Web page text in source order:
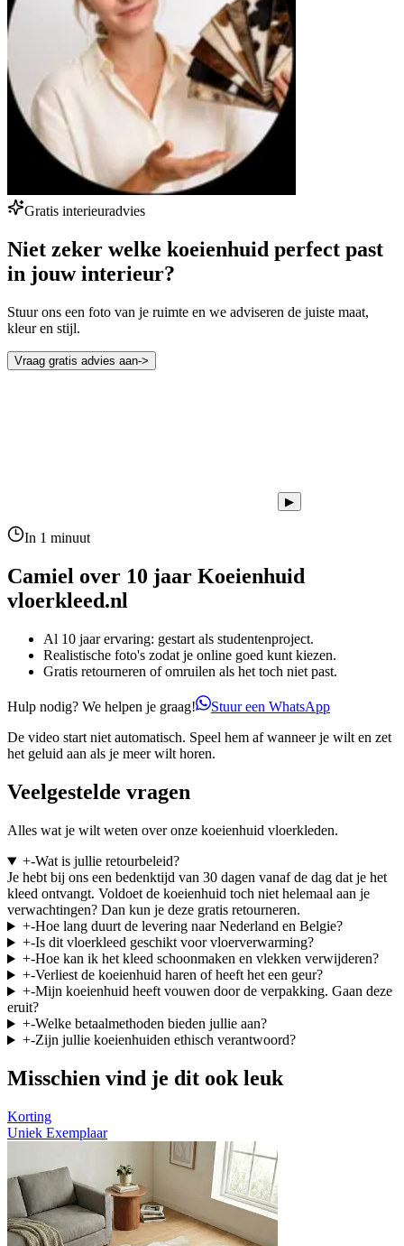
Gratis interieuradvies
Niet zeker welke koeienhuid perfect past
in jouw interieur?
Stuur ons een foto van je ruimte en we adviseren de juiste maat,
kleur en stijl.
Vraag gratis advies aan->
▶
In 1 minuut
Camiel over 10 jaar Koeienhuid
vloerkleed.nl
Al 10 jaar ervaring: gestart als studentenproject.
Realistische foto's zodat je online goed kunt kiezen.
Gratis retourneren of omruilen als het toch niet past.
Hulp nodig? We helpen je graag!
Stuur een WhatsApp
De video start niet automatisch. Speel hem af wanneer je wilt en zet
het geluid aan als je meer wilt horen.
Veelgestelde vragen
Alles wat je wilt weten over onze koeienhuid vloerkleden.
+-Wat is jullie retourbeleid?
Je hebt bij ons een bedenktijd van 30 dagen vanaf de dag dat je het
kleed ontvangt. Voldoet de koeienhuid toch niet helemaal aan je
verwachtingen? Dan kun je deze gratis retourneren.
+-Hoe lang duurt de levering naar Nederland en Belgie?
+-Is dit vloerkleed geschikt voor vloerverwarming?
+-Hoe kan ik het kleed schoonmaken en vlekken verwijderen?
+-Verliest de koeienhuid haren of heeft het een geur?
+-Mijn koeienhuid heeft vouwen door de verpakking. Gaan deze
eruit?
+-Welke betaalmethoden bieden jullie aan?
+-Zijn jullie koeienhuiden ethisch verantwoord?
Misschien vind je dit ook leuk
Korting
Uniek Exemplaar